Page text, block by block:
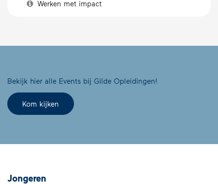
Werken met impact
Bekijk hier alle Events bij Gilde Opleidingen!
Kom kijken
Jongeren